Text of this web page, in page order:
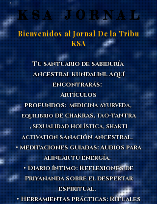
KSA JORNAL
KSA JORNAL
Bienvenidos al Jornal De la Tribu
KSA
Tu santuario de sabiduría
Ancestral kundalini. Aquí
encontrarás:
Artículos
profundos:MEDICINAAYURVEDA,
EQUILIBRIOde chakras,TAO-tantra
,SEXUALIDAD HOLÍSTICA, SHAKTI
ACTIVATIONsanación ancestral.
• Meditaciones guiadas: Audios para
alinear tu energía.
• Diario íntimo: Reflexiones de
Priyananda sobre el despertar
espiritual.
• Herramientas prácticas: Rituales